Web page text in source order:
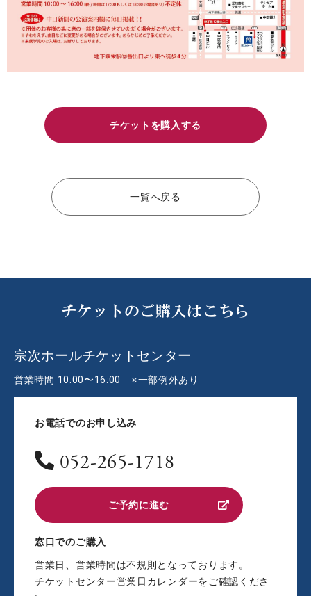
チケットを購入する
一覧へ戻る
チケットのご購入はこちら
宗次ホールチケットセンター
営業時間 10:00〜16:00 ※一部例外あり
お電話でのお申し込み
052-265-1718
ご予約に進む
窓口でのご購入
営業日、営業時間は不規則となっております。
チケットセンター営業日カレンダーをご確認くださ